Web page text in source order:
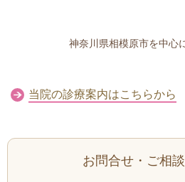
神奈川県相模原市を中心
当院の診療案内はこちらから
お問合せ・ご相談